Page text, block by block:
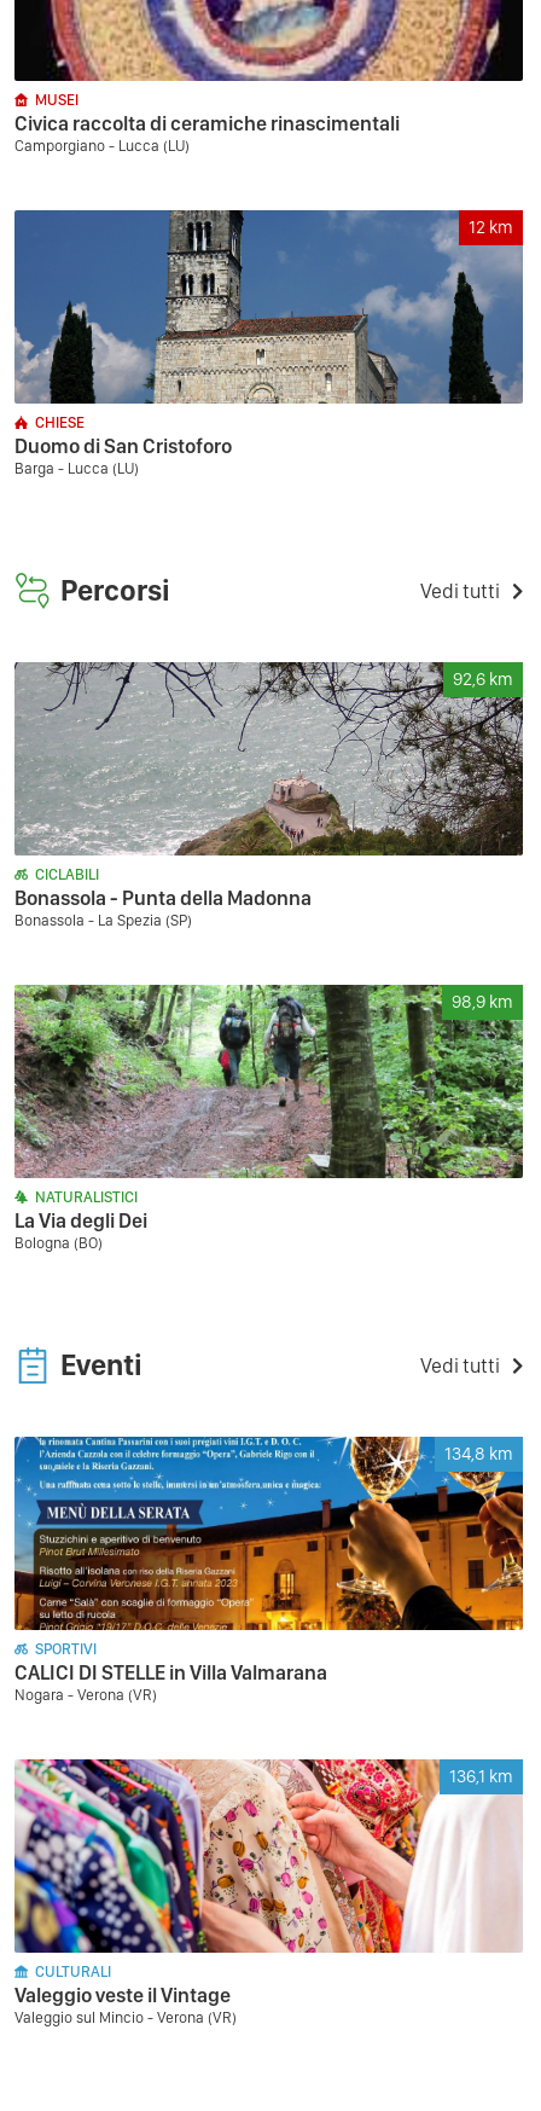
MUSEI
Civica raccolta di ceramiche rinascimentali
Camporgiano - Lucca (LU)
12 km
CHIESE
Duomo di San Cristoforo
Barga - Lucca (LU)
Percorsi Vedi tutti
92,6 km
CICLABILI
Bonassola - Punta della Madonna
Bonassola - La Spezia (SP)
98,9 km
NATURALISTICI
La Via degli Dei
Bologna (BO)
Eventi Vedi tutti
134,8 km
SPORTIVI
CALICI DI STELLE in Villa Valmarana
Nogara - Verona (VR)
136,1 km
CULTURALI
Valeggio veste il Vintage
Valeggio sul Mincio - Verona (VR)